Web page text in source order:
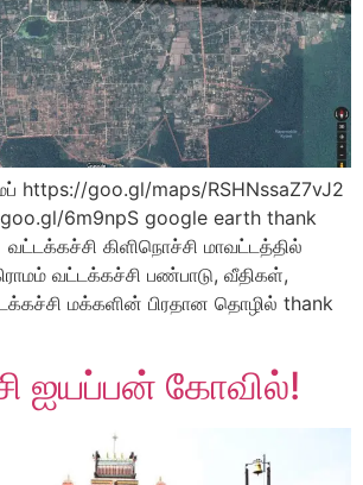
https://goo.gl/maps/RSHNssaZ7vJ2
6m9npS google earth thank
கிளிநொச்சி மாவட்டத்தில்
வட்டக்கச்சி பண்பாடு, வீதிகள்,
மக்களின் பிரதான தொழில் thank
ஐயப்பன் கோவில்!